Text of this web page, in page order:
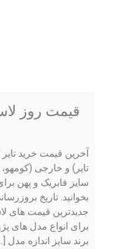
قیمت روز
آخرین قیمت خرید تایر
تایر) و خارجی
جدیدترین قیمت های
برند سایز اندازه مدل